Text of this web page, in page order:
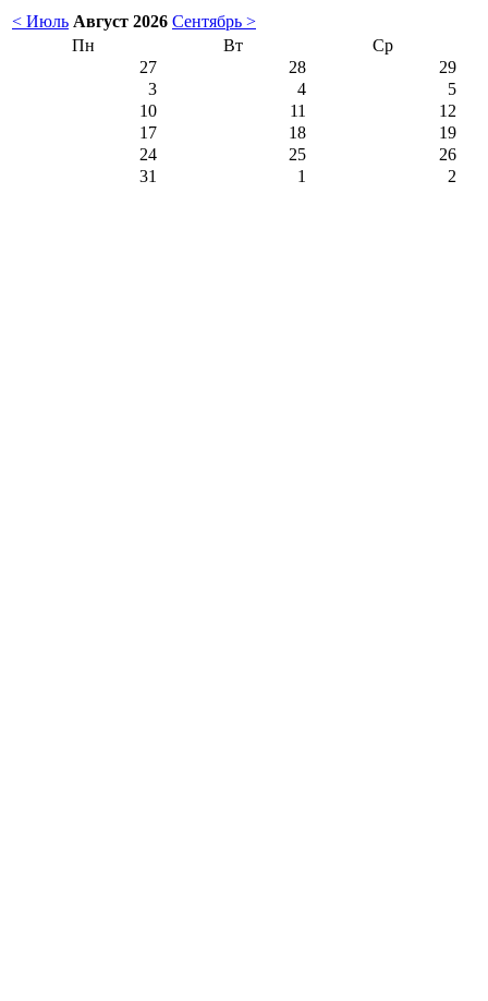
< Июль Август 2026 Сентябрь >
Пн
Вт
Ср
27
28
29
3
4
5
10
11
12
17
18
19
24
25
26
31
1 2